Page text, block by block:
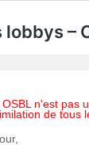
lobbys –
OSBL n'est pas
de tous